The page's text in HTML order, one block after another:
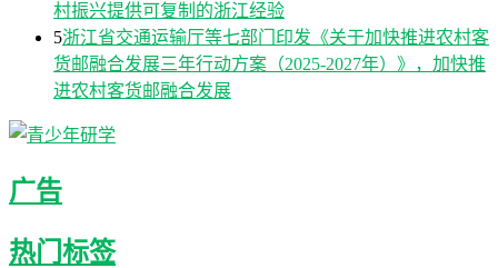
村振兴提供可复制的浙江经验
5浙江省交通运输厅等七部门印发《关于加快推进农村客
货邮融合发展三年行动方案（2025-2027年）》，加快推
进农村客货邮融合发展
广告
热门标签